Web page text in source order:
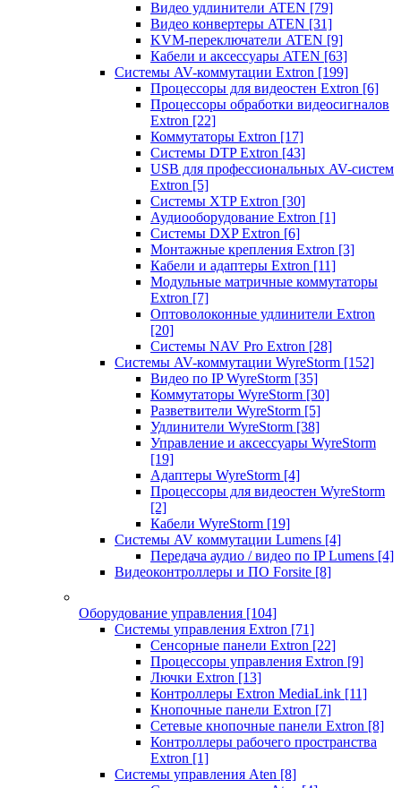
Видео удлинители ATEN [79]
Видео конвертеры ATEN [31]
KVM-переключатели ATEN [9]
Кабели и аксессуары ATEN [63]
Системы AV-коммутации Extron [199]
Процессоры для видеостен Extron [6]
Процессоры обработки видеосигналов
Extron [22]
Коммутаторы Extron [17]
Системы DTP Extron [43]
USB для профессиональных AV-систем
Extron [5]
Системы XTP Extron [30]
Аудиооборудование Extron [1]
Системы DXP Extron [6]
Монтажные крепления Extron [3]
Кабели и адаптеры Extron [11]
Модульные матричные коммутаторы
Extron [7]
Оптоволоконные удлинители Extron
[20]
Системы NAV Pro Extron [28]
Системы AV-коммутации WyreStorm [152]
Видео по IP WyreStorm [35]
Коммутаторы WyreStorm [30]
Разветвители WyreStorm [5]
Удлинители WyreStorm [38]
Управление и аксессуары WyreStorm
[19]
Адаптеры WyreStorm [4]
Процессоры для видеостен WyreStorm
[2]
Кабели WyreStorm [19]
Системы AV коммутации Lumens [4]
Передача аудио / видео по IP Lumens [4]
Видеоконтроллеры и ПО Forsite [8]
Оборудование управления [104]
Системы управления Extron [71]
Сенсорные панели Extron [22]
Процессоры управления Extron [9]
Лючки Extron [13]
Контроллеры Extron MediaLink [11]
Кнопочные панели Extron [7]
Сетевые кнопочные панели Extron [8]
Контроллеры рабочего пространства
Extron [1]
Системы управления Aten [8]